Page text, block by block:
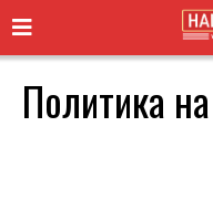
Политика